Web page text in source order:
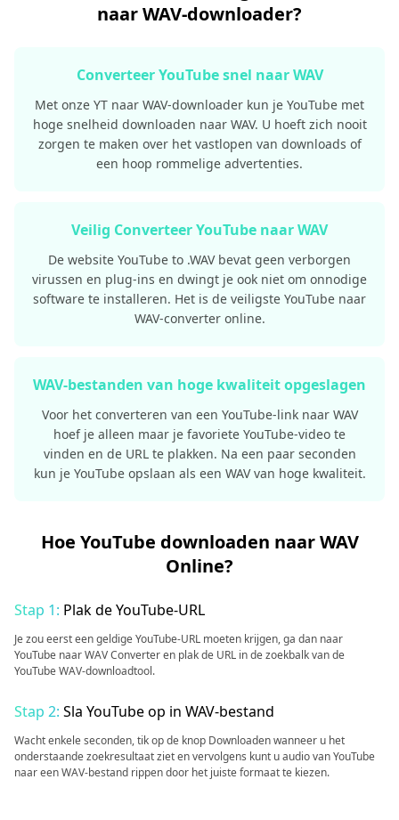
naar WAV-downloader?
Converteer YouTube snel naar WAV
Met onze YT naar WAV-downloader kun je YouTube met
hoge snelheid downloaden naar WAV. U hoeft zich nooit
zorgen te maken over het vastlopen van downloads of
een hoop rommelige advertenties.
Veilig Converteer YouTube naar WAV
De website YouTube to .WAV bevat geen verborgen
virussen en plug-ins en dwingt je ook niet om onnodige
software te installeren. Het is de veiligste YouTube naar
WAV-converter online.
WAV-bestanden van hoge kwaliteit opgeslagen
Voor het converteren van een YouTube-link naar WAV
hoef je alleen maar je favoriete YouTube-video te
vinden en de URL te plakken. Na een paar seconden
kun je YouTube opslaan als een WAV van hoge kwaliteit.
Hoe YouTube downloaden naar WAV
Online?
Stap 1: Plak de YouTube-URL
Je zou eerst een geldige YouTube-URL moeten krijgen, ga dan naar
YouTube naar WAV Converter en plak de URL in de zoekbalk van de
YouTube WAV-downloadtool.
Stap 2: Sla YouTube op in WAV-bestand
Wacht enkele seconden, tik op de knop Downloaden wanneer u het
onderstaande zoekresultaat ziet en vervolgens kunt u audio van YouTube
naar een WAV-bestand rippen door het juiste formaat te kiezen.